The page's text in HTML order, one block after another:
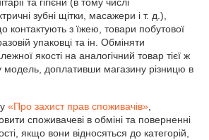
зубні щітки, масажери і т. д.),
контактують з їжею, товари побутової
упаковці та ін. Обміняти
якості на аналогічний товар тієї ж
модель, доплативши магазину різницю в
«Про захист прав споживачів»
споживачеві в обміні та поверненні
якщо вони відносяться до категорій,